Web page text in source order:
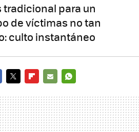
tradicional para un
de víctimas no tan
culto instantáneo
MAIL